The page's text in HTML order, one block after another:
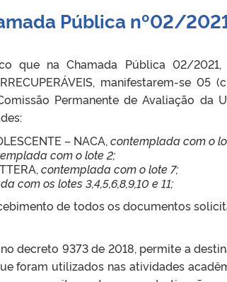
Pública nº02/
que na Chamada Pública 02/2021,
manifestarem-se 05
Permanente de Avaliação da
– NACA, contemplada com o
com o lote 2;
contemplada com o lote 7;
com os lotes 3,4,5,6,8,9,10 e 11;
de todos os documentos
decreto 9373 de 2018, permite a
foram utilizados nas atividades